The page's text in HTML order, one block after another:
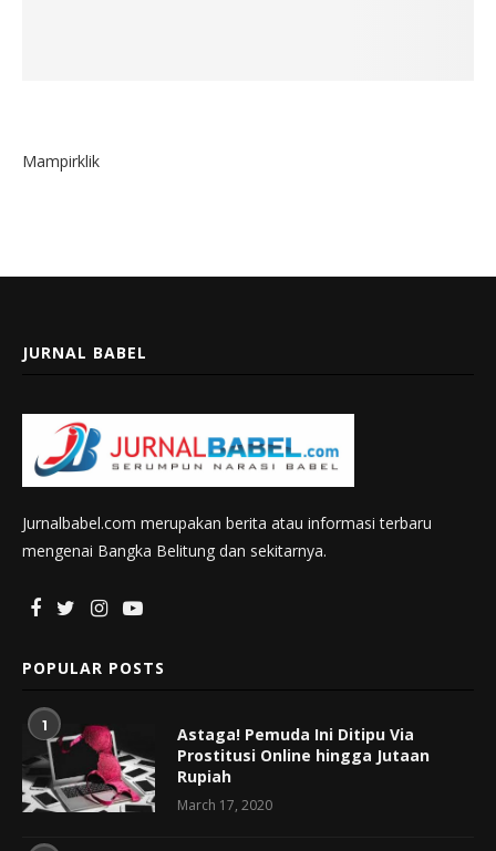
Mampirklik
JURNAL BABEL
Jurnalbabel.com merupakan berita atau informasi terbaru
mengenai Bangka Belitung dan sekitarnya.
POPULAR POSTS
1
Astaga! Pemuda Ini Ditipu Via
Prostitusi Online hingga Jutaan
Rupiah
March 17, 2020